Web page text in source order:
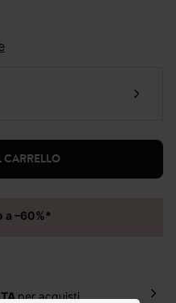
a –60%*
per acquisti